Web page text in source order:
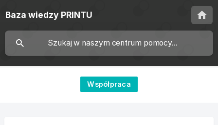
Baza wiedzy PRINTU
Współpraca